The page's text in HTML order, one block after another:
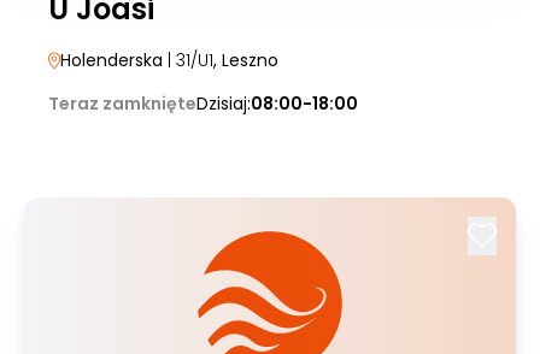
U Joasi
Holenderska | 31/U1, Leszno
Teraz zamknięteDzisiaj:08:00-18:00